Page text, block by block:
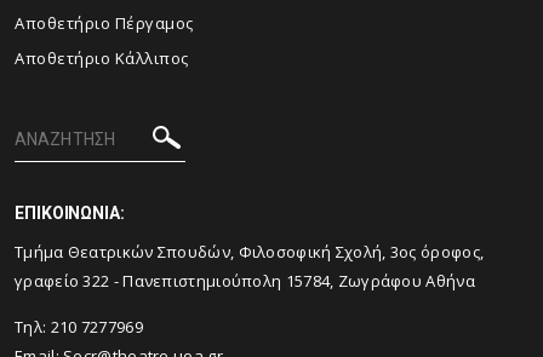
Aποθετήριο Πέργαμος
Αποθετήριο Κάλλιπος
ΕΠΙΚΟΙΝΩΝΙΑ:
Tμήμα Θεατρικών Σπουδών, Φιλοσοφική Σχολή, 3ος όροφος,
γραφείο 322 - Πανεπιστημιούπολη 15784, Ζωγράφου Αθήνα
Τηλ: 210 7277969